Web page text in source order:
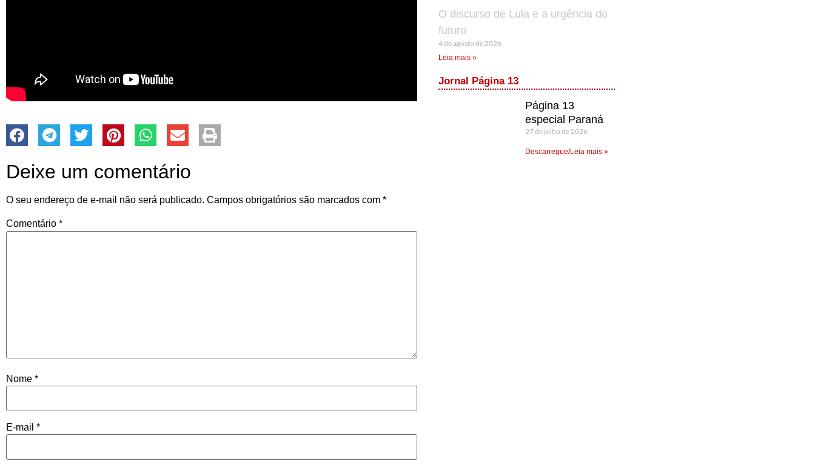
Deixe um comentário
O seu endereço de e-mail não será publicado. Campos obrigatórios são marcados com *
Comentário *
Nome *
E-mail *
O discurso de Lula e a urgência do
futuro
4 de agosto de 2026
Leia mais »
Jornal Página 13
Página 13
especial Paraná
27 de julho de 2026
Descarregue/Leia mais »